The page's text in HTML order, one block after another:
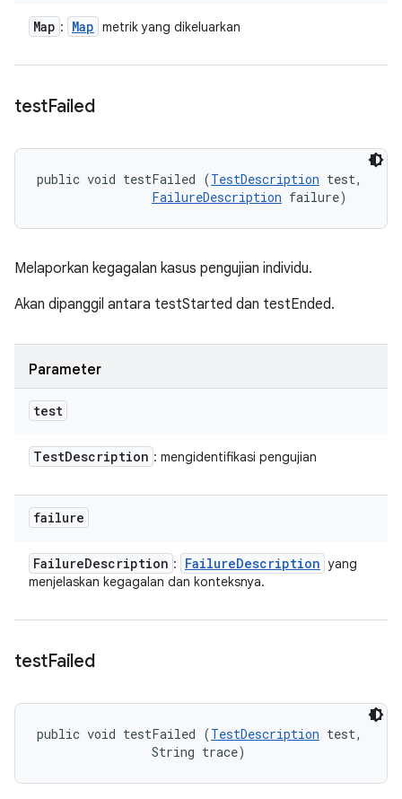
Map : Map metrik yang dikeluarkan
testFailed
public void testFailed (TestDescription test,
FailureDescription failure)
Melaporkan kegagalan kasus pengujian individu.
Akan dipanggil antara testStarted dan testEnded.
Parameter
test
TestDescription : mengidentifikasi pengujian
failure
FailureDescription : FailureDescription yang
menjelaskan kegagalan dan konteksnya.
testFailed
public void testFailed (TestDescription test,
                String trace)